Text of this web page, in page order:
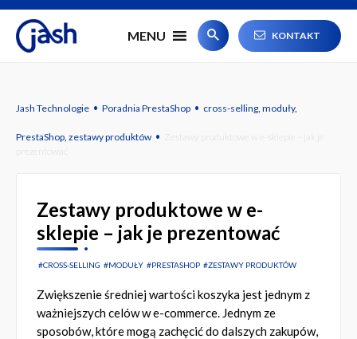
MENU KONTAKT
Jash Technologie · Poradnia PrestaShop · cross-selling, moduły,
PrestaShop, zestawy produktów · Zestawy produktowe w e-sklepie – jak je
prezentować
Zestawy produktowe w e-
sklepie – jak je prezentować
CROSS-SELLING MODUŁY PRESTASHOP ZESTAWY PRODUKTÓW
Zwiększenie średniej wartości koszyka jest jednym z
ważniejszych celów w e-commerce. Jednym ze
sposobów, które mogą zachęcić do dalszych zakupów,